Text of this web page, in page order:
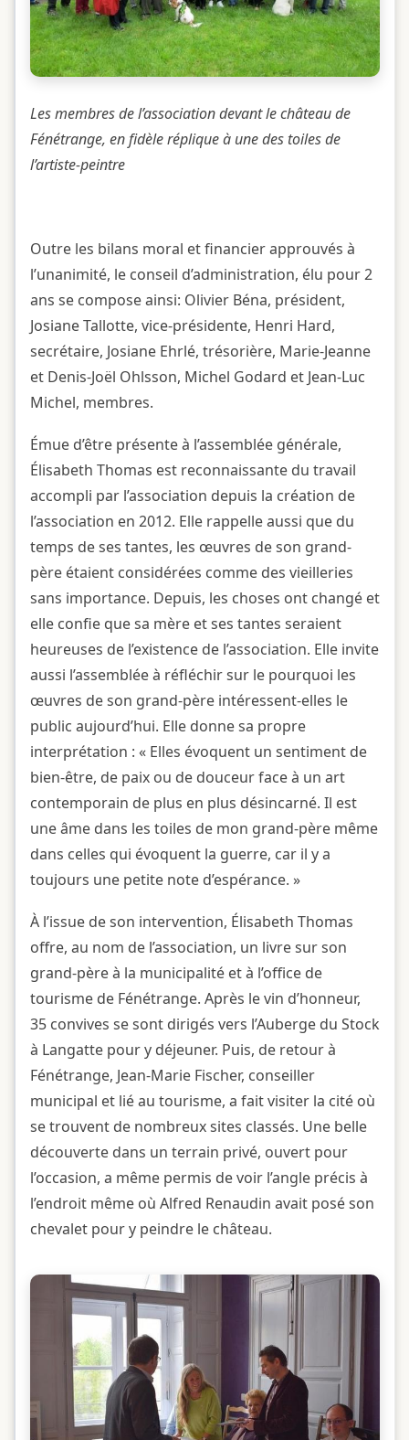
Les membres de l’association devant le château de
Fénétrange, en fidèle réplique à une des toiles de
l’artiste-peintre
Outre les bilans moral et financier approuvés à
l’unanimité, le conseil d’administration, élu pour 2
ans se compose ainsi: Olivier Béna, président,
Josiane Tallotte, vice-présidente, Henri Hard,
secrétaire, Josiane Ehrlé, trésorière, Marie-Jeanne
et Denis-Joël Ohlsson, Michel Godard et Jean-Luc
Michel, membres.
Émue d’être présente à l’assemblée générale,
Élisabeth Thomas est reconnaissante du travail
accompli par l’association depuis la création de
l’association en 2012. Elle rappelle aussi que du
temps de ses tantes, les œuvres de son grand-
père étaient considérées comme des vieilleries
sans importance. Depuis, les choses ont changé et
elle confie que sa mère et ses tantes seraient
heureuses de l’existence de l’association. Elle invite
aussi l’assemblée à réfléchir sur le pourquoi les
œuvres de son grand-père intéressent-elles le
public aujourd’hui. Elle donne sa propre
interprétation : « Elles évoquent un sentiment de
bien-être, de paix ou de douceur face à un art
contemporain de plus en plus désincarné. Il est
une âme dans les toiles de mon grand-père même
dans celles qui évoquent la guerre, car il y a
toujours une petite note d’espérance. »
À l’issue de son intervention, Élisabeth Thomas
offre, au nom de l’association, un livre sur son
grand-père à la municipalité et à l’office de
tourisme de Fénétrange. Après le vin d’honneur,
35 convives se sont dirigés vers l’Auberge du Stock
à Langatte pour y déjeuner. Puis, de retour à
Fénétrange, Jean-Marie Fischer, conseiller
municipal et lié au tourisme, a fait visiter la cité où
se trouvent de nombreux sites classés. Une belle
découverte dans un terrain privé, ouvert pour
l’occasion, a même permis de voir l’angle précis à
l’endroit même où Alfred Renaudin avait posé son
chevalet pour y peindre le château.